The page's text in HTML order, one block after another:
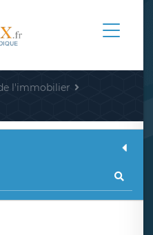
l'immobilier